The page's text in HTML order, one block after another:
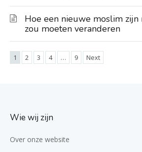
Hoe een nieuwe moslim zijn
zou moeten veranderen
1 2 3 4 … 9 Next
Wie wij zijn
Over onze website